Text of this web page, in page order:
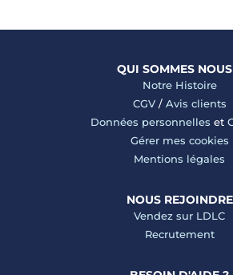
QUI SOMMES
Notre Histoire
CGV/ Avis clients
Données personnelles et
Gérer mes cookies
Mentions légales
NOUS REJOINDRE
Vendez sur LDLC
Recrutement